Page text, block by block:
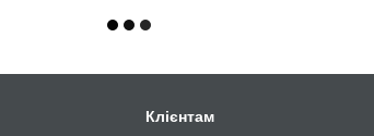
Клієнтам